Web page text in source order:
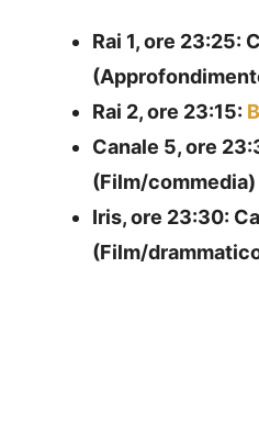
Rai 1, ore 23:25:
Rai 2, ore 23:15:
Canale 5, ore
(Film/commedia)
Iris, ore 23:30:
(Film/